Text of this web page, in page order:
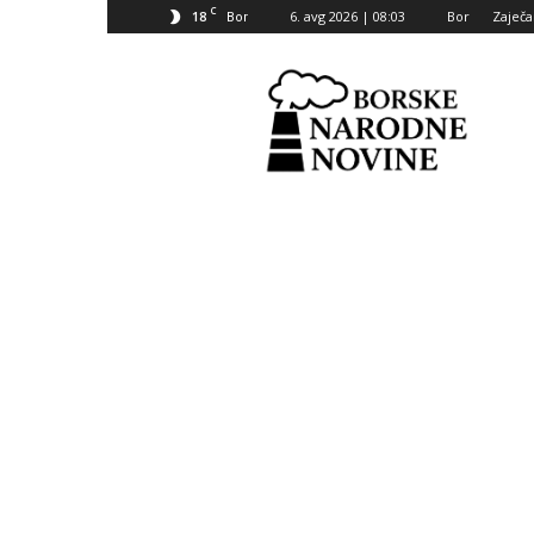
18 C Bor 6. avg 2026 | 08:03 Bor
narodne
novine